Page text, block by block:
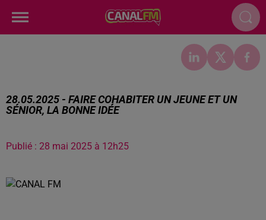
28.05.2025 - FAIRE COHABITER UN JEUNE ET UN
SÉNIOR, LA BONNE IDÉE
Publié : 28 mai 2025 à 12h25